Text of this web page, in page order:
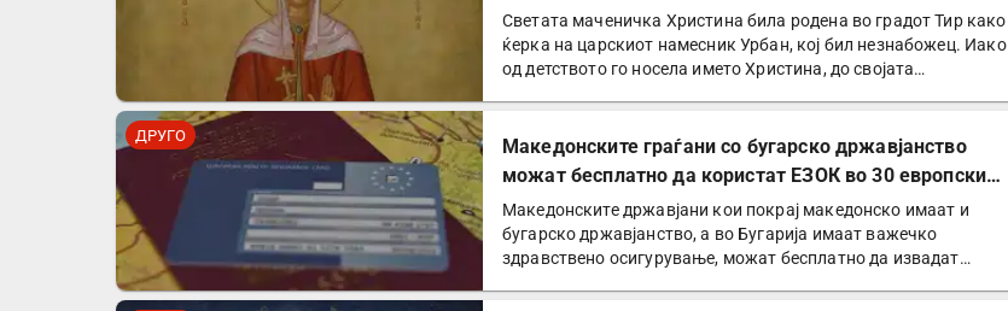
Светата маченичка Христина била родена во градот Тир како
ќерка на царскиот намесник Урбан, кој бил незнабожец. Иако
од детството го носела името Христина, до својата…
ДРУГО
Mакедонските граѓани со бугарско државјанство
можат бесплатно да користат ЕЗОК во 30 европски
земји
Македонските државјани кои покрај македонско имаат и
бугарско државјанство, а во Бугарија имаат важечко
здравствено осигурување, можат бесплатно да извадат